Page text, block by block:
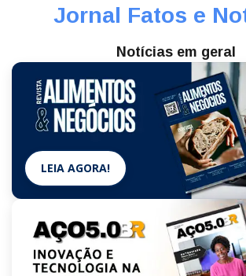
Jornal Fatos e
Notícias em geral
LEIA AGORA!